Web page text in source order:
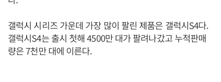
갤럭시 시리즈 가운데 가장 많이 팔린 제품은 갤럭시S4다.
갤럭시S4는 출시 첫해 4500만 대가 팔려나갔고 누적판매
량은 7천만 대에 이른다.